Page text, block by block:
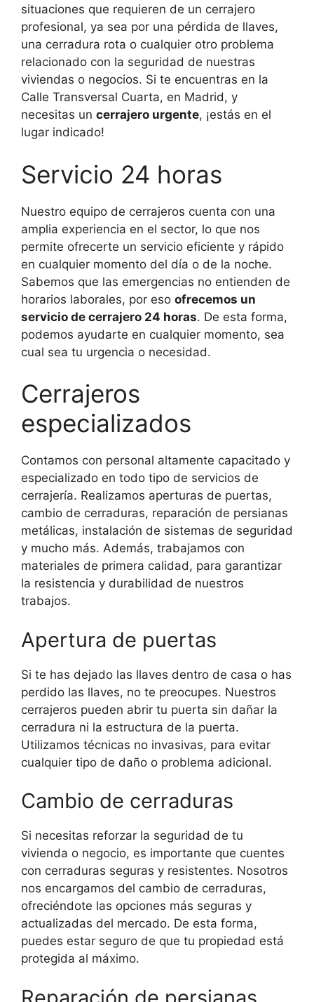
situaciones que requieren de un cerrajero
profesional, ya sea por una pérdida de llaves,
una cerradura rota o cualquier otro problema
relacionado con la seguridad de nuestras
viviendas o negocios. Si te encuentras en la
Calle Transversal Cuarta, en Madrid, y
necesitas un cerrajero urgente, ¡estás en el
lugar indicado!
Servicio 24 horas
Nuestro equipo de cerrajeros cuenta con una
amplia experiencia en el sector, lo que nos
permite ofrecerte un servicio eficiente y rápido
en cualquier momento del día o de la noche.
Sabemos que las emergencias no entienden de
horarios laborales, por eso ofrecemos un
servicio de cerrajero 24 horas. De esta forma,
podemos ayudarte en cualquier momento, sea
cual sea tu urgencia o necesidad.
Cerrajeros
especializados
Contamos con personal altamente capacitado y
especializado en todo tipo de servicios de
cerrajería. Realizamos aperturas de puertas,
cambio de cerraduras, reparación de persianas
metálicas, instalación de sistemas de seguridad
y mucho más. Además, trabajamos con
materiales de primera calidad, para garantizar
la resistencia y durabilidad de nuestros
trabajos.
Apertura de puertas
Si te has dejado las llaves dentro de casa o has
perdido las llaves, no te preocupes. Nuestros
cerrajeros pueden abrir tu puerta sin dañar la
cerradura ni la estructura de la puerta.
Utilizamos técnicas no invasivas, para evitar
cualquier tipo de daño o problema adicional.
Cambio de cerraduras
Si necesitas reforzar la seguridad de tu
vivienda o negocio, es importante que cuentes
con cerraduras seguras y resistentes. Nosotros
nos encargamos del cambio de cerraduras,
ofreciéndote las opciones más seguras y
actualizadas del mercado. De esta forma,
puedes estar seguro de que tu propiedad está
protegida al máximo.